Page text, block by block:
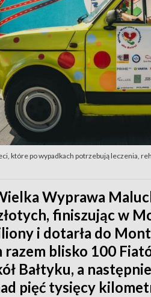
które po wypadkach potrzebują leczenia,
Wyprawa
finiszując w
i dotarła do
razem blisko 100
Bałtyku, a
pięć tysięcy